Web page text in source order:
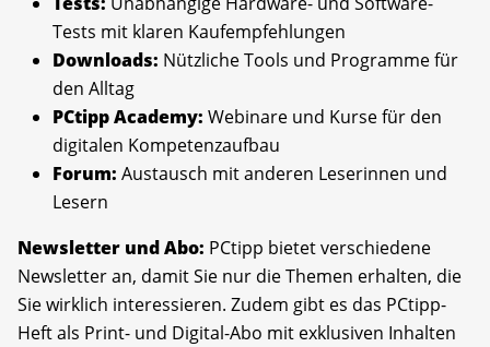
Tests mit klaren Kaufempfehlungen
Downloads: Nützliche Tools und Programme für
den Alltag
PCtipp Academy: Webinare und Kurse für den
digitalen Kompetenzaufbau
Forum: Austausch mit anderen Leserinnen und
Lesern
Newsletter und Abo: PCtipp bietet verschiedene
Newsletter an, damit Sie nur die Themen erhalten, die
Sie wirklich interessieren. Zudem gibt es das PCtipp-
Heft als Print- und Digital-Abo mit exklusiven Inhalten